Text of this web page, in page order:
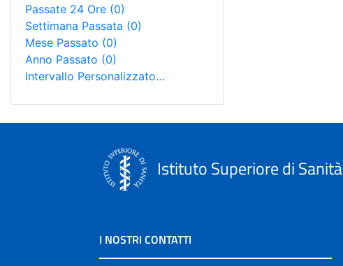
Passate 24 Ore (0)
Settimana Passata (0)
Mese Passato (0)
Anno Passato (0)
Intervallo Personalizzato…
Istituto Superiore di Sanità
I NOSTRI CONTATTI